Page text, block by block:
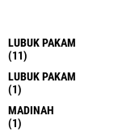
LUBUK PAKAM
(11)
LUBUK PAKAM
(1)
MADINAH
(1)